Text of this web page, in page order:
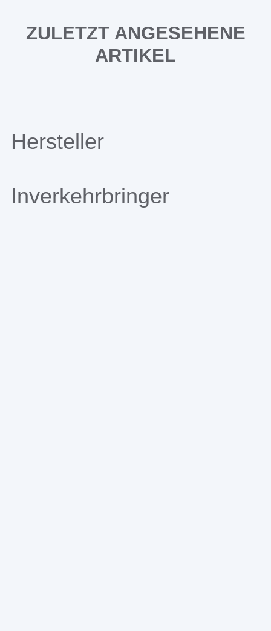
ZULETZT ANGESEHENE
ARTIKEL
Hersteller
Inverkehrbringer